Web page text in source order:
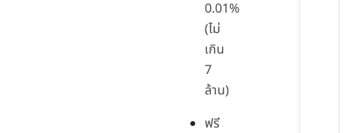
0.01%
(ไม่
เกิน
7
ล้าน)
ฟรี